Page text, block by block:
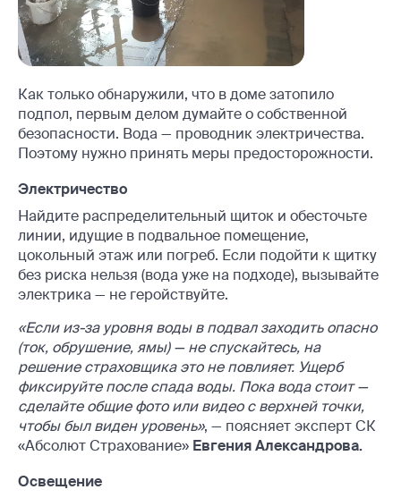
Как только обнаружили, что в доме затопило
подпол, первым делом думайте о собственной
безопасности. Вода — проводник электричества.
Поэтому нужно принять меры предосторожности.
Электричество
Найдите распределительный щиток и обесточьте
линии, идущие в подвальное помещение,
цокольный этаж или погреб. Если подойти к щитку
без риска нельзя (вода уже на подходе), вызывайте
электрика — не геройствуйте.
«Если из-за уровня воды в подвал заходить опасно
(ток, обрушение, ямы) — не спускайтесь, на
решение страховщика это не повлияет. Ущерб
фиксируйте после спада воды. Пока вода стоит —
сделайте общие фото или видео с верхней точки,
чтобы был виден уровень», — поясняет эксперт СК
«Абсолют Страхование» Евгения Александрова.
Освещение